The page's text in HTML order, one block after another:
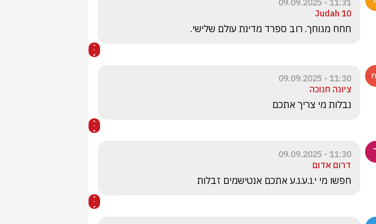
11:31 - 09.09.2025
Judah 10
חחח מגוחך. רוב ספרד מדינת עולם שלישי.
11:30 - 09.09.2025
ציונה חנוכה
נבלות מי צריך אתכם
11:30 - 09.09.2025
דרום אדום
חפשו מי י.נ.ע.נ.ע אתכם אנטישמים זבלות